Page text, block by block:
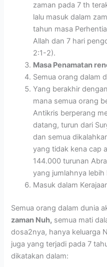
zaman pada 7 th
lalu masuk dalam
tahun masa
Allah dan 7 hari
2:1-2).
Masa Penamatan
Semua orang dalam
Yang berakhir dengan
mana semua orang
Antikris berperang
datang, turun dari
dan semua
yang tidak kena cap
144.000 turunan
yang jumlahnya
Masuk dalam
Semua orang dalam dunia
zaman Nuh, semua mati
dosa2nya, hanya keluarga
juga yang terjadi pada 7
dikatakan dalam: